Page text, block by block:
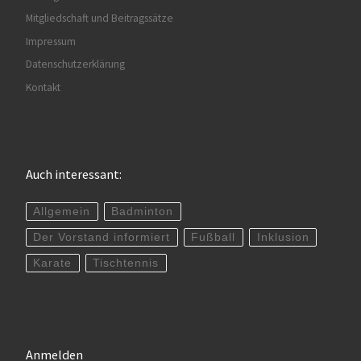
Mitgliedschaft und Beitragssätze
Impressum
Datenschutzerklärung
Kontakt
Auch interessant:
Allgemein Badminton
Der Vorstand informiert Fußball Inklusion
Karate Tischtennis
Anmelden